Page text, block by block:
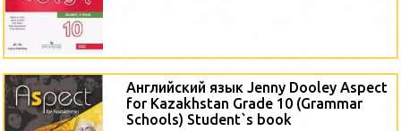
Английский язык Jenny Dooley Aspect
for Kazakhstan Grade 10 (Grammar
Schools) Student`s book